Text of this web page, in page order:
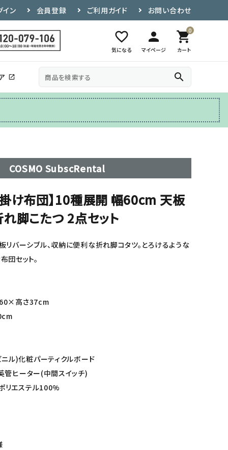
イン 会員登録 ご利用ガイド お問い合わせ
favorite_border
気になる
person
マイページ
0
shopping_cart
カート
その他
テレビ台
open_in_new search
COSMO SubscRental
掛け布団】10種展開 幅60cm 天板
脚こたつ 2点セット
リバーシブル、収納に便利な折れ脚コタツ。とろけるような
団セット。
高さ37cm
ル)化粧パーティクルボード
管ヒーター(中間スイッチ)
リエステル100%